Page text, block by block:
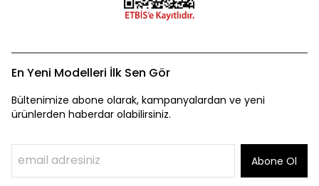
En Yeni Modelleri İlk Sen Gör
Bültenimize abone olarak, kampanyalardan ve yeni
ürünlerden haberdar olabilirsiniz.
Abone Ol